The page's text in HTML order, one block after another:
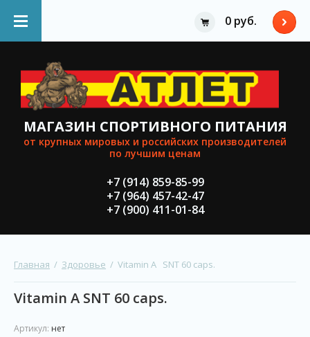
0 руб.
МАГАЗИН СПОРТИВНОГО ПИТАНИЯ
от крупных мировыx и российских производителей
по лучшим ценам
+7 (914) 859-85-99
+7 (964) 457-42-47
+7 (900) 411-01-84
Главная
  /
Здоровье
  /  Vitamin A   SNT 60 caps.
Vitamin A SNT 60 caps.
Артикул: нет